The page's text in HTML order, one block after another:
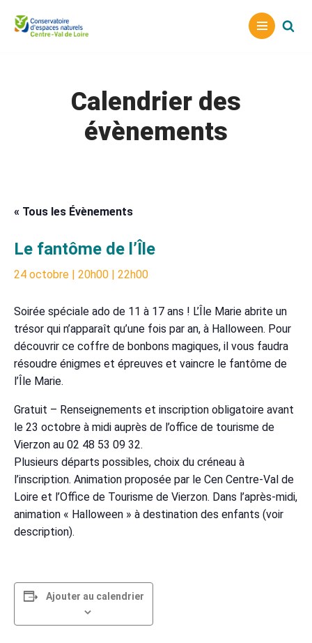
Aller
Calendrier des
évènements
« Tous les Évènements
Le fantôme de l’Île
24 octobre | 20h00 | 22h00
Soirée spéciale ado de 11 à 17 ans ! L’Île Marie abrite un
trésor qui n’apparaît qu’une fois par an, à Halloween. Pour
découvrir ce coffre de bonbons magiques, il vous faudra
résoudre énigmes et épreuves et vaincre le fantôme de
l’Île Marie.
Gratuit – Renseignements et inscription obligatoire avant
le 23 octobre à midi auprès de l’office de tourisme de
Vierzon au 02 48 53 09 32.
Plusieurs départs possibles, choix du créneau à
l’inscription. Animation proposée par le Cen Centre-Val de
Loire et l’Office de Tourisme de Vierzon. Dans l’après-midi,
animation « Halloween » à destination des enfants (voir
description).
Ajouter au calendrier